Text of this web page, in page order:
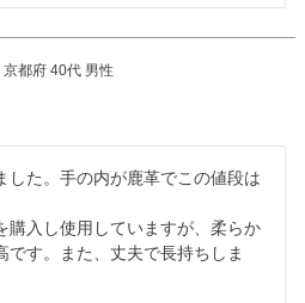
京都府 40代 男性
た。手の内が鹿革でこの値段は
入し使用していますが、柔らか
です。また、丈夫で長持ちしま